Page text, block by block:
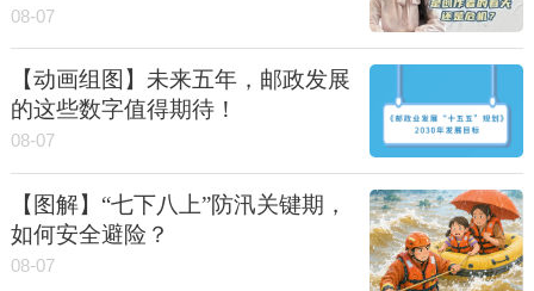
08-07
【动画组图】未来五年，邮政发展
的这些数字值得期待！
08-07
【图解】“七下八上”防汛关键期，
如何安全避险？
08-07